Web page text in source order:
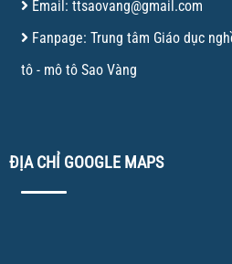
Email: ttsaovang@gmail.com
Fanpage: Trung tâm Giáo dục
tô - mô tô Sao Vàng
ĐỊA CHỈ GOOGLE MAPS